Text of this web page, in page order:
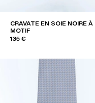
CRAVATE EN SOIE NOIRE À
MOTIF
135 €